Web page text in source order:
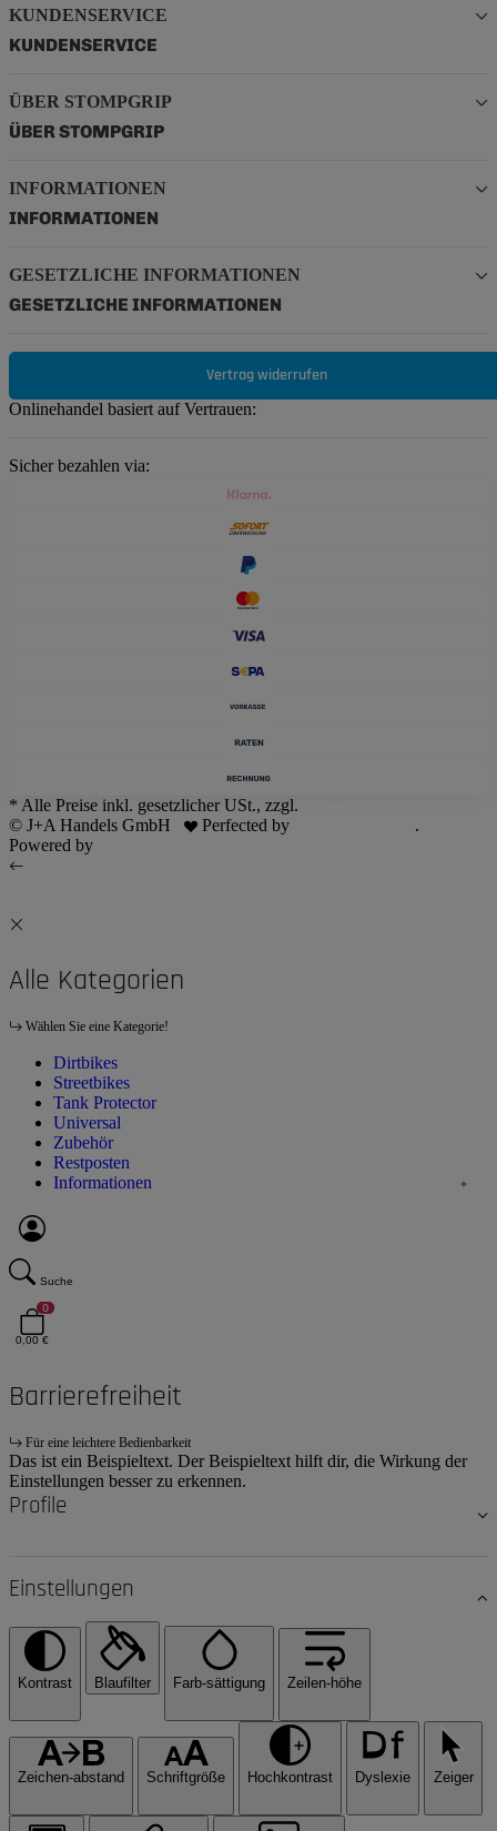
KUNDENSERVICE
KUNDENSERVICE
ÜBER STOMPGRIP
ÜBER STOMPGRIP
INFORMATIONEN
INFORMATIONEN
GESETZLICHE INFORMATIONEN
GESETZLICHE INFORMATIONEN
Vertrag widerrufen
Onlinehandel basiert auf Vertrauen:
Sicher bezahlen via:
* Alle Preise inkl. gesetzlicher USt., zzgl.
© J+A Handels GmbH
Perfected by
.
Powered by
Alle Kategorien
Wählen Sie eine Kategorie!
Dirtbikes
Streetbikes
Tank Protector
Universal
Zubehör
Restposten
Informationen
Suche
0
0,00 €
Barrierefreiheit
Für eine leichtere Bedienbarkeit
Das ist ein Beispieltext. Der Beispieltext hilft dir, die Wirkung der
Einstellungen besser zu erkennen.
Profile
Einstellungen
Kontrast Blaufilter Farb-sättigung Zeilen-höhe
Zeichen-abstand Schriftgröße Hochkontrast Dyslexie Zeiger